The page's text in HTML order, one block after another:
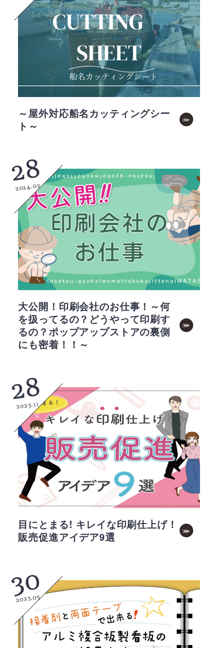
～屋外対応船名カッティングシー
ト～
28
2024.02
大公開！印刷会社のお仕事！～何
を扱ってるの？どうやって印刷す
るの？ポップアップストアの裏側
にも密着！！～
28
2023.11
目にとまる! キレイな印刷仕上げ！
販売促進アイデア9選
30
2023.05